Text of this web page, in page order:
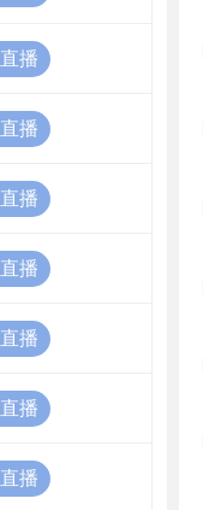
播
播
播
播
播
播
播